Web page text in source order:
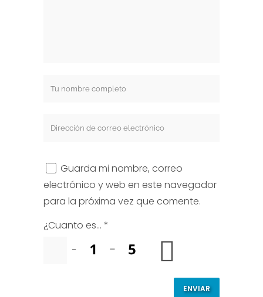
Guarda mi nombre, correo
electrónico y web en este navegador
para la próxima vez que comente.
¿Cuanto es... *
−
=